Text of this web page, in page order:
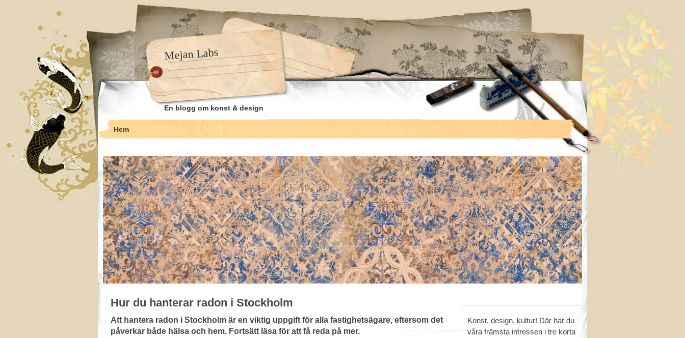
Mejan Labs
En blogg om konst & design
Hem
Hur du hanterar radon i Stockholm
Att hantera radon i Stockholm är en viktig uppgift för alla fastighetsägare, eftersom det
påverkar både hälsa och hem. Fortsätt läsa för att få reda på mer.
Konst, design, kultur! Där har du
våra främsta intressen i tre korta